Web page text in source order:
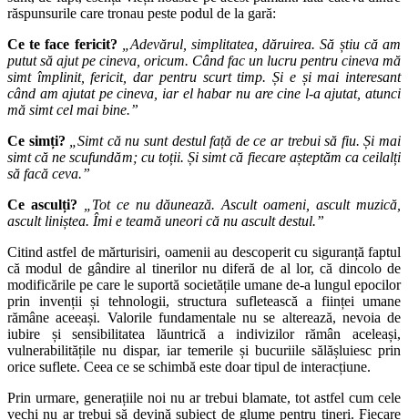
răspunsurile care tronau peste podul de la gară:
Ce te face fericit? „Adevărul, simplitatea, dăruirea. Să știu că am
putut să ajut pe cineva, oricum. Când fac un lucru pentru cineva mă
simt împlinit, fericit, dar pentru scurt timp. Și e și mai interesant
când am ajutat pe cineva, iar el habar nu are cine l-a ajutat, atunci
mă simt cel mai bine.”
Ce simți? „Simt că nu sunt destul față de ce ar trebui să fiu. Și mai
simt că ne scufundăm; cu toții. Și simt că fiecare așteptăm ca ceilalți
să facă ceva.”
Ce asculți? „Tot ce nu dăunează. Ascult oameni, ascult muzică,
ascult liniștea. Îmi e teamă uneori că nu ascult destul.”
Citind astfel de mărturisiri, oamenii au descoperit cu siguranță faptul
că modul de gândire al tinerilor nu diferă de al lor, că dincolo de
modificările pe care le suportă societățile umane de-a lungul epocilor
prin invenții și tehnologii, structura sufletească a ființei umane
rămâne aceeași. Valorile fundamentale nu se alterează, nevoia de
iubire și sensibilitatea lăuntrică a indivizilor rămân aceleași,
vulnerabilitățile nu dispar, iar temerile și bucuriile sălășluiesc prin
orice suflete. Ceea ce se schimbă este doar tipul de interacțiune.
Prin urmare, generațiile noi nu ar trebui blamate, tot astfel cum cele
vechi nu ar trebui să devină subiect de glume pentru tineri. Fiecare